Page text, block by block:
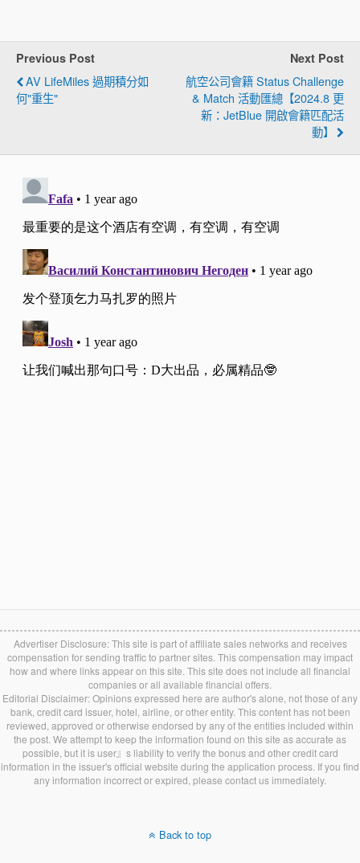
Previous Post
AV LifeMiles 過期積分如
何"重生"
Next Post
航空公司會籍 Status Challenge
& Match 活動匯總【2024.8 更
新：jetBlue 開啟會籍匹配活
動】
Advertiser Disclosure: This site is part of affiliate sales networks and receives
compensation for sending traffic to partner sites. This compensation may impact
how and where links appear on this site. This site does not include all financial
companies or all available financial offers.
Editorial Disclaimer: Opinions expressed here are author's alone, not those of any
bank, credit card issuer, hotel, airline, or other entity. This content has not been
reviewed, approved or otherwise endorsed by any of the entities included within
the post. We attempt to keep the information found on this site as accurate as
possible, but it is user』s liability to verify the bonus and other credit card
information in the issuer's official website during the application process. If you find
any information incorrect or expired, please contact us immediately.
Back to top